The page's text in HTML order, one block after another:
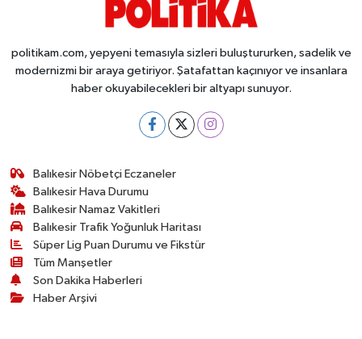
politikam.com, yepyeni temasıyla sizleri buluştururken, sadelik ve
modernizmi bir araya getiriyor. Şatafattan kaçınıyor ve insanlara
haber okuyabilecekleri bir altyapı sunuyor.
Balıkesir Nöbetçi Eczaneler
Balıkesir Hava Durumu
Balıkesir Namaz Vakitleri
Balıkesir Trafik Yoğunluk Haritası
Süper Lig Puan Durumu ve Fikstür
Tüm Manşetler
Son Dakika Haberleri
Haber Arşivi